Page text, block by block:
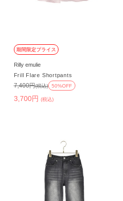
期間限定プライス
Rilly emulie
Frill Flare Shortpants
3,700円 (税込)
7,400円(税込) 50%OFF